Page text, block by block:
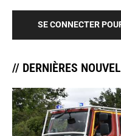
SE CONNECTER
// DERNIÈRES